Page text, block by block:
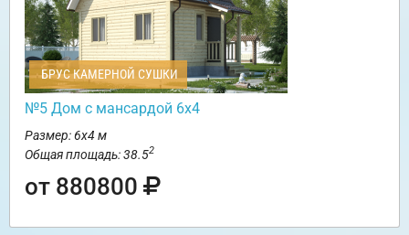
БРУС КАМЕРНОЙ СУШКИ
№5 Дом с мансардой 6х4
Размер: 6х4 м
Общая площадь: 38.52
от 880800